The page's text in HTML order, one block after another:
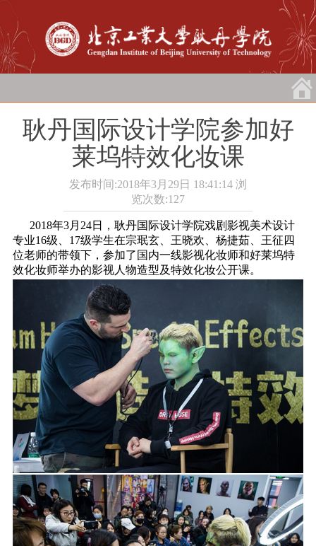
耿丹国际设计学院参加好
莱坞特效化妆课
发布时间:2018年3月29日 18:41:14 浏
览次数:127
2018年3月24日，耿丹国际设计学院戏剧影视美术设计
专业16级、17级学生在宗珉玄、王晓欢、杨捷茹、王征四
位老师的带领下，参加了国内一线影视化妆师和好莱坞特
效化妆师举办的影视人物造型及特效化妆公开课。